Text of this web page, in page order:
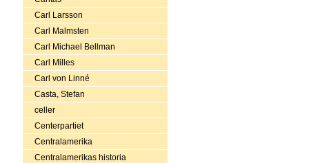
Carl Larsson
Carl Malmsten
Carl Michael Bellman
Carl Milles
Carl von Linné
Casta, Stefan
celler
Centerpartiet
Centralamerika
Centralamerikas historia